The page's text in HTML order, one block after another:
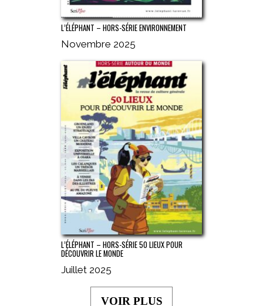
L’ÉLÉPHANT – HORS-SÉRIE ENVIRONNEMENT
Novembre 2025
L’ÉLÉPHANT – HORS-SÉRIE 50 LIEUX POUR
DÉCOUVRIR LE MONDE
Juillet 2025
VOIR PLUS